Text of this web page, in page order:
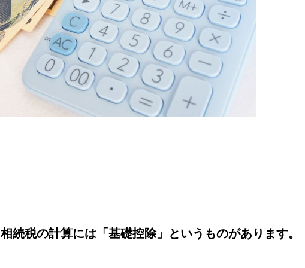
相続税の計算には「基礎控除」というものがあります。